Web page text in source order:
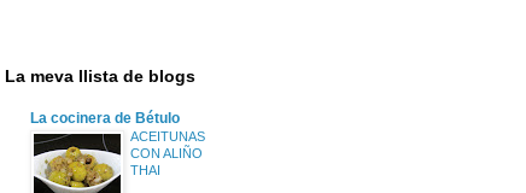
La meva llista de blogs
La cocinera de Bétulo
ACEITUNAS
CON ALIÑO
THAI